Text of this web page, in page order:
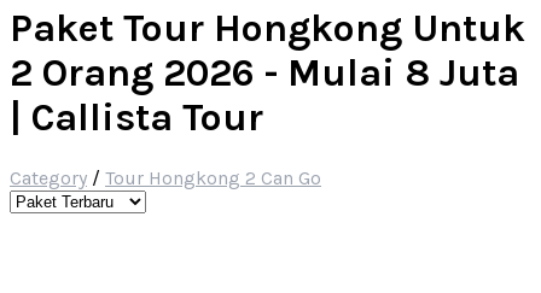
Paket Tour Hongkong Untuk
2 Orang 2026 - Mulai 8 Juta
| Callista Tour
Category / Tour Hongkong 2 Can Go